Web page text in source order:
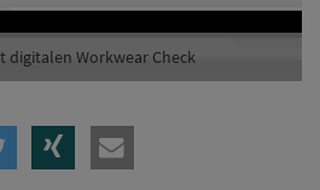
digitalen Workwear Check